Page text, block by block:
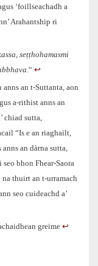
‘foillseachadh a
Arahantship ri
seṭṭhohamasmi
“↩︎
anns an t-Suttanta, aon
a-rithist anns an
chiad sutta,
“Is e an riaghailt,
an dàrna sutta,
bhon Fhear-Saora
thuirt an t‑urramach
seo cuideachd a’
greime↩︎